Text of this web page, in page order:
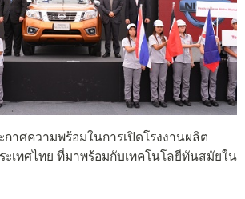
กาศความพร้อมในการเปิดโรงงานผลิต
ะเทศไทย ที่มาพร้อมกับเทคโนโลยีทันสมัยใน